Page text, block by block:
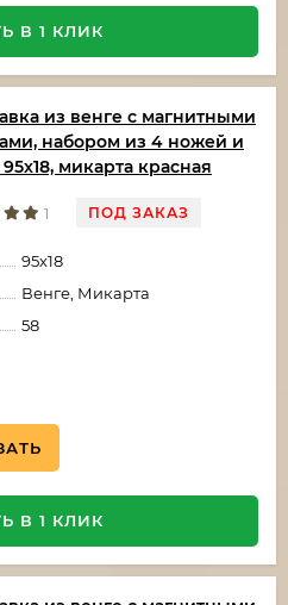
В 1 КЛИК
из венге с магнитными
набором из 4 ножей и
микарта красная
1 ПОД ЗАКАЗ
95х18
Венге, Микарта
58
В 1 КЛИК